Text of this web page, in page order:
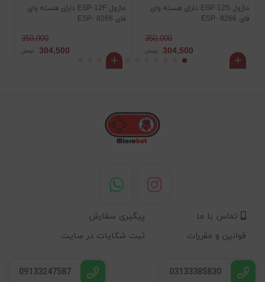
ماژول ESP-12S دارای هسته وای
فای ESP- 8266
350,000
304,500 تومان
ماژول ESP-12F دارای هسته وای
فای ESP- 8266
350,000
304,500 تومان
تماس با ما
پیگیری سفارش
قوانین و مقررات
ثبت شکایات در سایت
03133385830
09133247587